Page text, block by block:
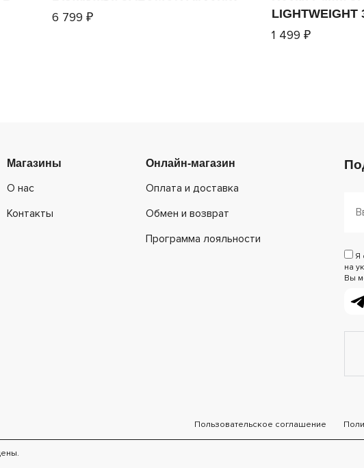
6 799 ₽
LIGHTWEIGHT
1 499 ₽
Магазины
О нас
Контакты
Онлайн-магазин
Оплата и доставка
Обмен и возврат
Программа лояльности
Я
на
Вы
Пользовательское соглашение